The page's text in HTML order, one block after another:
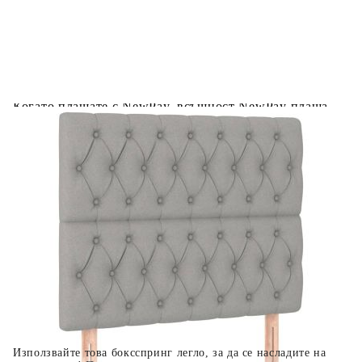
Използвайте това боксспринг легло, за да се насладите на
Когато плащате с NewPay, всъщност NewPay плаща
поръчката Ви вместо Вас. Вие я получавате и
разполагате с три начина да я платите към тях:
Отложено до 30 дни от момента на изпращане на
поръчката без оскъпяване. За покупки на стойност до
400 лв. / €204,52
Плащане на 4 вноски. Заплащате 20% от стойността на
поръчката си на момента с карта. Останалата сума се
разделя на 3 равни месечни вноски без оскъпяване. За
покупки на стойност до 1000 лв. / €511.31
Плащане на 6 вноски. Стойността на поръчката се
разпределя в 6 равни месечни вноски с оскъпяване. За
покупки на стойност до 2000 лв. / €1022.61